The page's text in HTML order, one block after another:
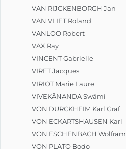
VAN RIJCKENBORGH Jan
VAN VLIET Roland
VANLOO Robert
VAX Ray
VINCENT Gabrielle
VIRET Jacques
VIRIOT Marie Laure
VIVEKÂNANDA Swâmi
VON DURCKHEIM Karl Graf
VON ECKARTSHAUSEN Karl
VON ESCHENBACH Wolfram
VON PLATO Bodo